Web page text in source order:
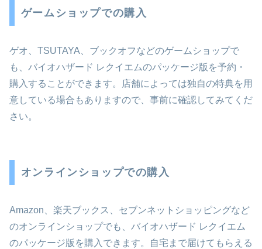
ゲームショップでの購入
ゲオ、TSUTAYA、ブックオフなどのゲームショップで
も、バイオハザード レクイエムのパッケージ版を予約・
購入することができます。店舗によっては独自の特典を用
意している場合もありますので、事前に確認してみてくだ
さい。
オンラインショップでの購入
Amazon、楽天ブックス、セブンネットショッピングなど
のオンラインショップでも、バイオハザード レクイエム
のパッケージ版を購入できます。自宅まで届けてもらえる